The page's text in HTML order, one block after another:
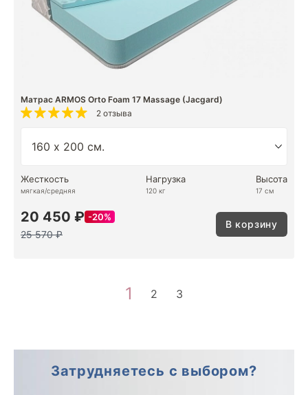
Матрас ARMOS Orto Foam 17 Massage (Jacgard)
2 отзыва
Жесткость
мягкая/средняя
Нагрузка
120 кг
Высота
17 см
20 450 ₽ 20%
25 570 ₽
В корзину
1 2 3
Затрудняетесь с выбором?